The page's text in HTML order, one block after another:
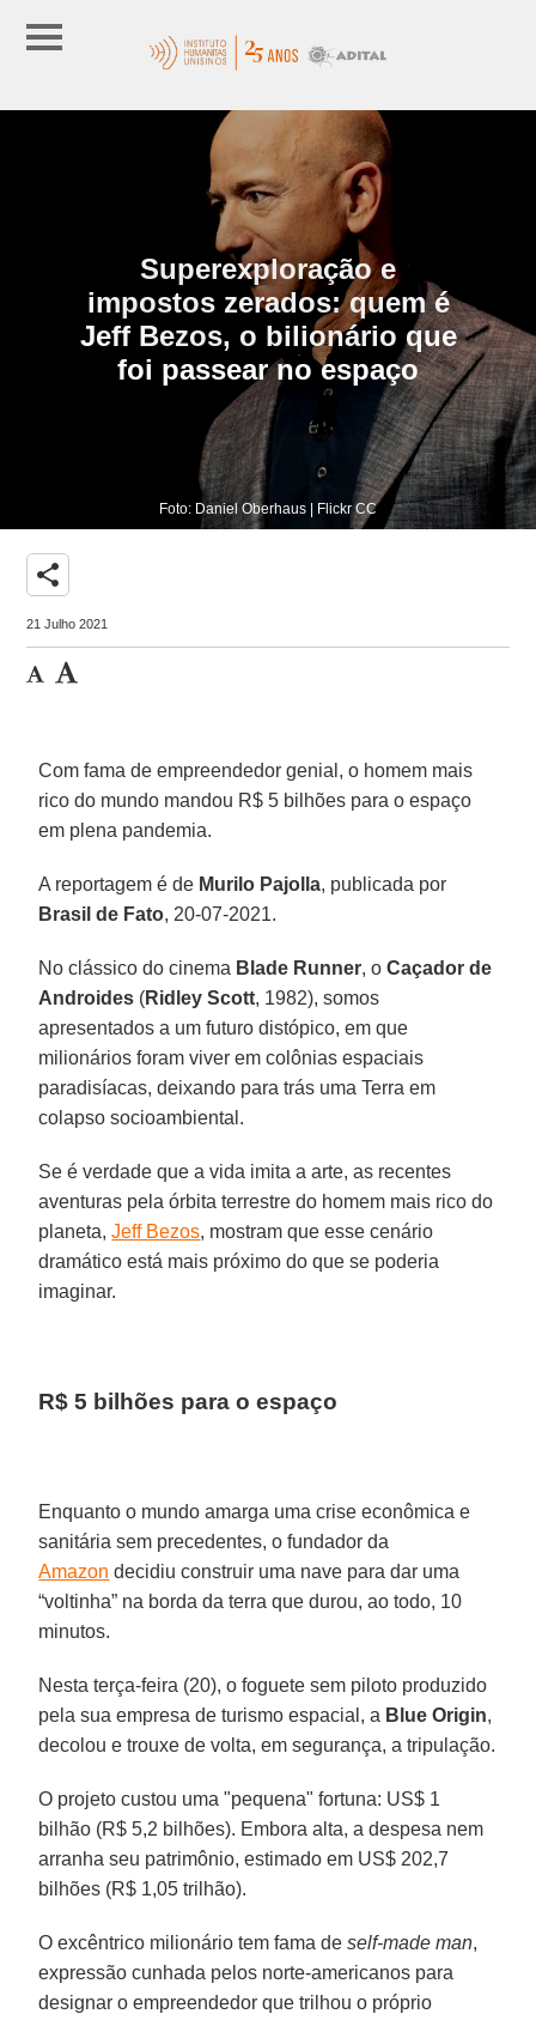
Superexploração e
impostos zerados: quem é
Jeff Bezos, o bilionário que
foi passear no espaço
Foto: Daniel Oberhaus | Flickr CC
share
21 Julho 2021
Com fama de empreendedor genial, o homem mais
rico do mundo mandou R$ 5 bilhões para o espaço
em plena pandemia.
A reportagem é de Murilo Pajolla, publicada por
Brasil de Fato, 20-07-2021.
No clássico do cinema Blade Runner, oCaçador de
Androides (Ridley Scott, 1982), somos
apresentados a um futuro distópico, em que
milionários foram viver em colônias espaciais
paradisíacas, deixando para trás uma Terra em
colapso socioambiental.
Se é verdade que a vida imita a arte, as recentes
aventuras pela órbita terrestre do homem mais rico do
planeta,Jeff Bezos, mostram que esse cenário
dramático está mais próximo do que se poderia
imaginar.
R$ 5 bilhões para o espaço
Enquanto o mundo amarga uma crise econômica e
sanitária sem precedentes, o fundador da
Amazon decidiu construir uma nave para dar uma
“voltinha” na borda da terra que durou, ao todo, 10
minutos.
Nesta terça-feira (20), o foguete sem piloto produzido
pela sua empresa de turismo espacial, a Blue Origin,
decolou e trouxe de volta, em segurança, a tripulação.
O projeto custou uma "pequena" fortuna: US$ 1
bilhão (R$ 5,2 bilhões). Embora alta, a despesa nem
arranha seu patrimônio, estimado em US$ 202,7
bilhões (R$ 1,05 trilhão).
O excêntrico milionário tem fama deself-made man,
expressão cunhada pelos norte-americanos para
designar o empreendedor que trilhou o próprio